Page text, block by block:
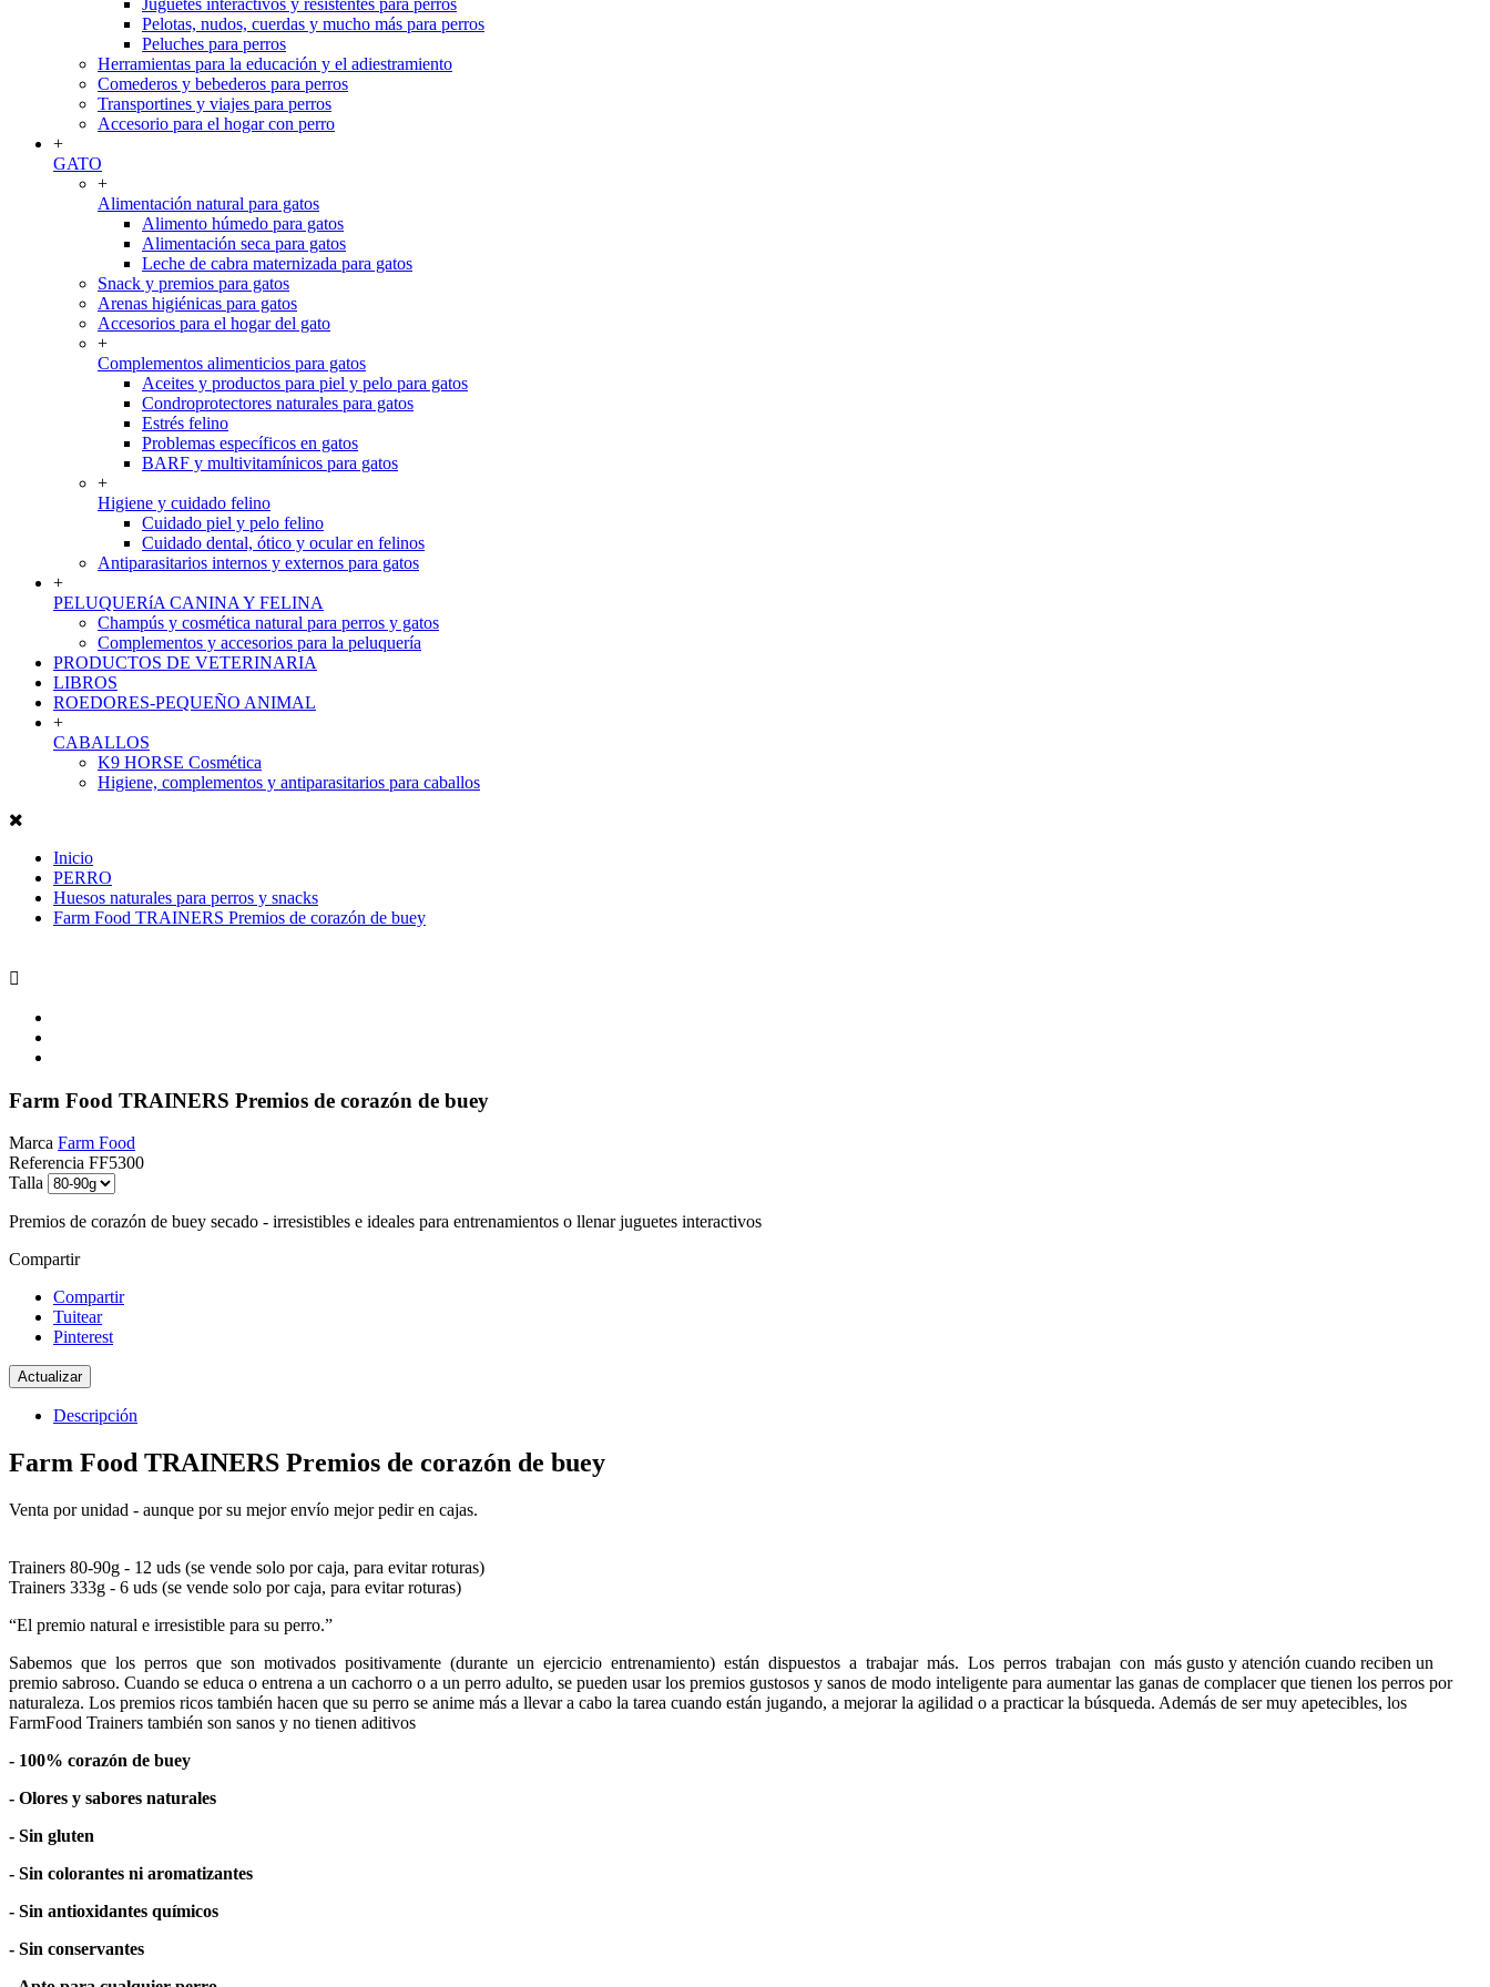
Juguetes interactivos y resistentes para perros
Pelotas, nudos, cuerdas y mucho más para perros
Peluches para perros
Herramientas para la educación y el adiestramiento
Comederos y bebederos para perros
Transportines y viajes para perros
Accesorio para el hogar con perro
+
GATO
+
Alimentación natural para gatos
Alimento húmedo para gatos
Alimentación seca para gatos
Leche de cabra maternizada para gatos
Snack y premios para gatos
Arenas higiénicas para gatos
Accesorios para el hogar del gato
+
Complementos alimenticios para gatos
Aceites y productos para piel y pelo para gatos
Condroprotectores naturales para gatos
Estrés felino
Problemas específicos en gatos
BARF y multivitamínicos para gatos
+
Higiene y cuidado felino
Cuidado piel y pelo felino
Cuidado dental, ótico y ocular en felinos
Antiparasitarios internos y externos para gatos
+
PELUQUERíA CANINA Y FELINA
Champús y cosmética natural para perros y gatos
Complementos y accesorios para la peluquería
PRODUCTOS DE VETERINARIA
LIBROS
ROEDORES-PEQUEÑO ANIMAL
+
CABALLOS
K9 HORSE Cosmética
Higiene, complementos y antiparasitarios para caballos
Inicio
PERRO
Huesos naturales para perros y snacks
Farm Food TRAINERS Premios de corazón de buey

Farm Food TRAINERS Premios de corazón de buey
Marca Farm Food
Referencia FF5300
Talla
Premios de corazón de buey secado - irresistibles e ideales para entrenamientos o llenar juguetes interactivos
Compartir
Compartir
Tuitear
Pinterest
Descripción
Farm Food TRAINERS Premios de corazón de buey
Venta por unidad - aunque por su mejor envío mejor pedir en cajas.
Trainers 80-90g - 12 uds (se vende solo por caja, para evitar roturas)
Trainers 333g - 6 uds (se vende solo por caja, para evitar roturas)
“El premio natural e irresistible para su perro.”
Sabemos que los perros que son motivados positivamente (durante un ejercicio entrenamiento) están dispuestos a trabajar más. Los perros trabajan con más gusto y atención cuando reciben un
premio sabroso. Cuando se educa o entrena a un cachorro o a un perro adulto, se pueden usar los premios gustosos y sanos de modo inteligente para aumentar las ganas de complacer que tienen los perros por
naturaleza. Los premios ricos también hacen que su perro se anime más a llevar a cabo la tarea cuando están jugando, a mejorar la agilidad o a practicar la búsqueda. Además de ser muy apetecibles, los
FarmFood Trainers también son sanos y no tienen aditivos
- 100% corazón de buey
- Olores y sabores naturales
- Sin gluten
- Sin colorantes ni aromatizantes
- Sin antioxidantes químicos
- Sin conservantes